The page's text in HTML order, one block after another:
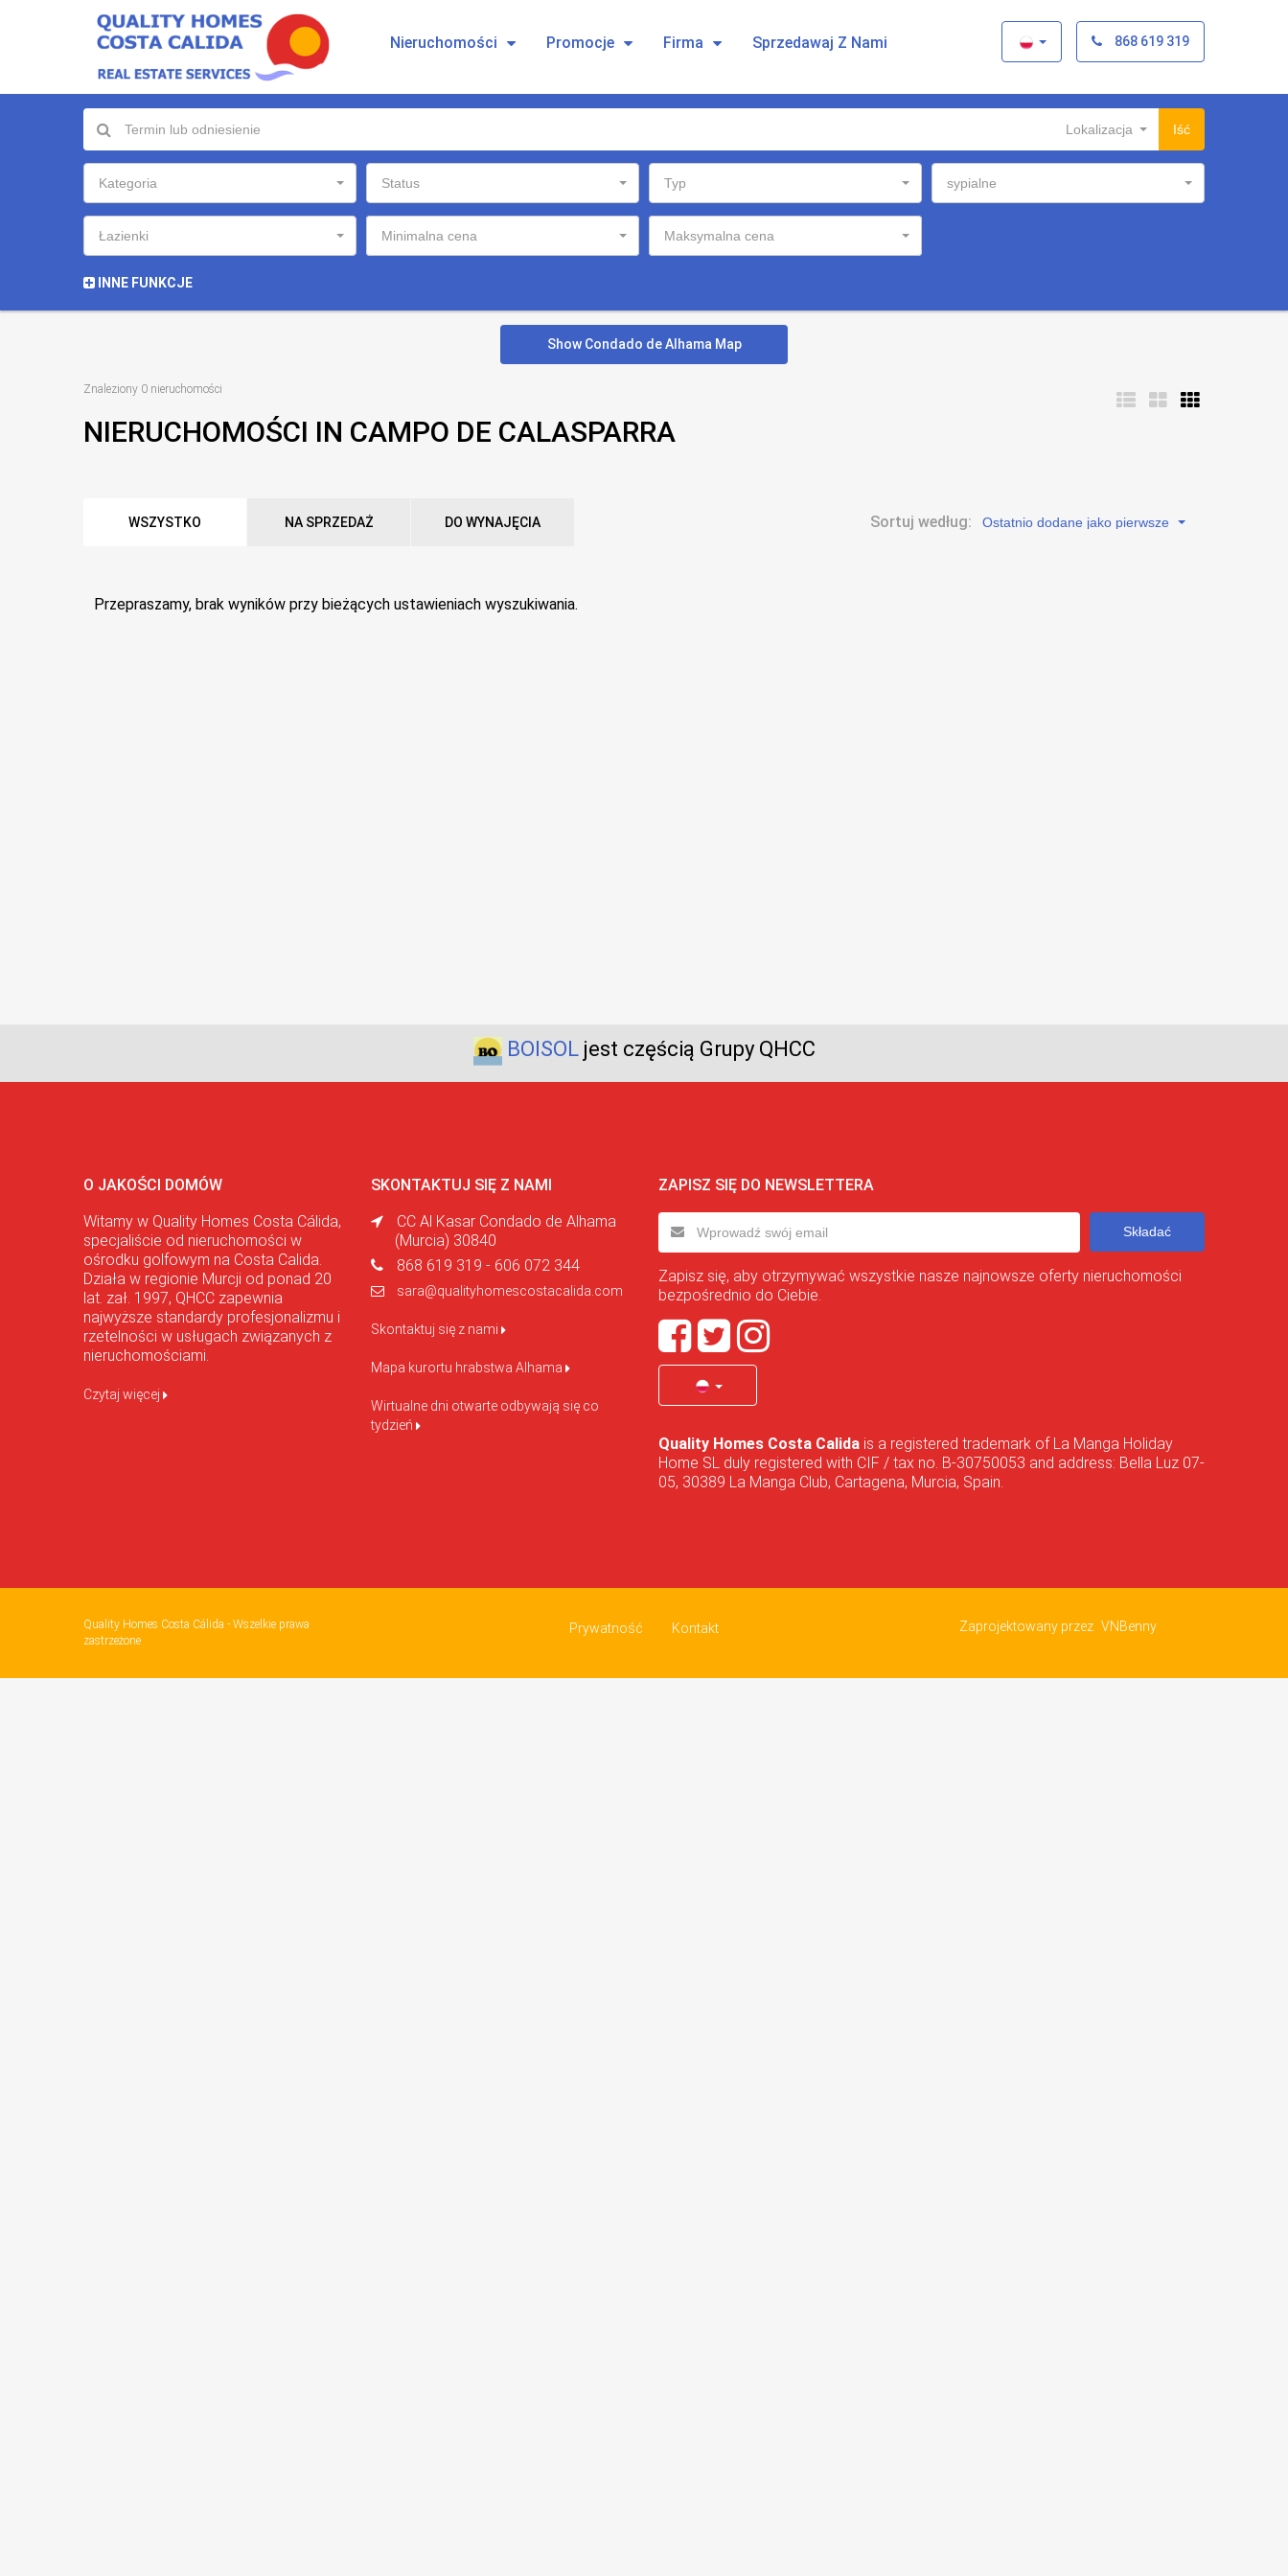
Nieruchomości Promocje Firma Sprzedawaj Z Nami 868 619 319
Lokalizacja Iść
Kategoria Status Typ sypialne
Łazienki Minimalna cena Maksymalna cena
INNE FUNKCJE
Show Condado de Alhama Map
Znaleziony 0 nieruchomości
NIERUCHOMOŚCI IN CAMPO DE CALASPARRA
WSZYSTKO NA SPRZEDAŻ DO WYNAJĘCIA Sortuj według: Ostatnio dodane jako pierwsze
Przepraszamy, brak wyników przy bieżących ustawieniach wyszukiwania.
BOISOLjest częścią Grupy QHCC
O JAKOŚCI DOMÓW
Witamy w Quality Homes Costa Cálida,
specjaliście od nieruchomości w
ośrodku golfowym na Costa Calida.
Działa w regionie Murcji od ponad 20
lat. zał. 1997, QHCC zapewnia
najwyższe standardy profesjonalizmu i
rzetelności w usługach związanych z
nieruchomościami.
Czytaj więcej
SKONTAKTUJ SIĘ Z NAMI
CC Al Kasar Condado de Alhama
(Murcia) 30840
868 619 319 - 606 072 344
sara@qualityhomescostacalida.com
Skontaktuj się z nami
Mapa kurortu hrabstwa Alhama
Wirtualne dni otwarte odbywają się co
tydzień
ZAPISZ SIĘ DO NEWSLETTERA
Składać
Zapisz się, aby otrzymywać wszystkie nasze najnowsze oferty nieruchomości
bezpośrednio do Ciebie.
Quality Homes Costa Calida is a registered trademark of La Manga Holiday
Home SL duly registered with CIF / tax no. B-30750053 and address: Bella Luz 07-
05, 30389 La Manga Club, Cartagena, Murcia, Spain.
Quality Homes Costa Cálida - Wszelkie prawa
zastrzeżone
Prywatność Kontakt Zaprojektowany przez VNBenny